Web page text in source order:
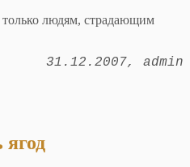
людям, страдающим
31.12.2007 admin
ягод